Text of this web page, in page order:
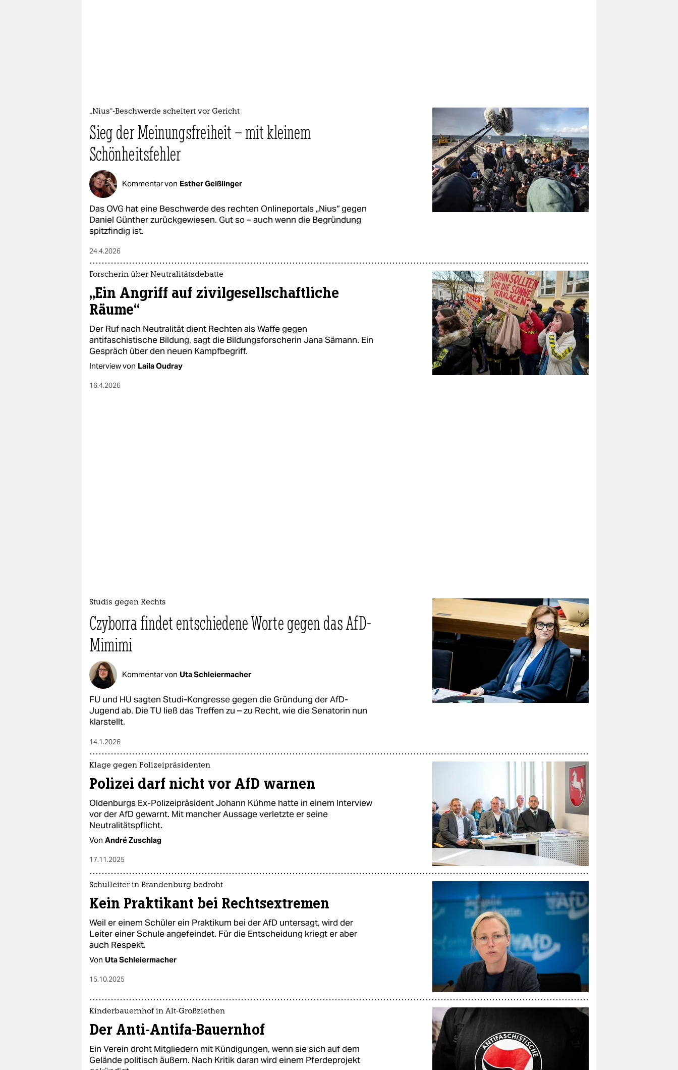
„Nius“-Beschwerde scheitert vor Gericht
Sieg der Meinungsfreiheit – mit kleinem
Schönheitsfehler
Kommentar von Esther Geißlinger
Das OVG hat eine Beschwerde des rechten Onlineportals „Nius“ gegen
Daniel Günther zurückgewiesen. Gut so – auch wenn die Begründung
spitzfindig ist.
24.4.2026
Forscherin über Neutralitätsdebatte
„Ein Angriff auf zivilgesellschaftliche
Räume“
Der Ruf nach Neutralität dient Rechten als Waffe gegen
antifaschistische Bildung, sagt die Bildungsforscherin Jana Sämann. Ein
Gespräch über den neuen Kampfbegriff.
Interview von Laila Oudray
16.4.2026
Studis gegen Rechts
Czyborra findet entschiedene Worte gegen das AfD-
Mimimi
Kommentar von Uta Schleiermacher
FU und HU sagten Studi-Kongresse gegen die Gründung der AfD-
Jugend ab. Die TU ließ das Treffen zu – zu Recht, wie die Senatorin nun
klarstellt.
14.1.2026
Klage gegen Polizeipräsidenten
Polizei darf nicht vor AfD warnen
Oldenburgs Ex-Polizeipräsident Johann Kühme hatte in einem Interview
vor der AfD gewarnt. Mit mancher Aussage verletzte er seine
Neutralitätspflicht.
Von André Zuschlag
17.11.2025
Schulleiter in Brandenburg bedroht
Kein Praktikant bei Rechtsextremen
Weil er einem Schüler ein Praktikum bei der AfD untersagt, wird der
Leiter einer Schule angefeindet. Für die Entscheidung kriegt er aber
auch Respekt.
Von Uta Schleiermacher
15.10.2025
Kinderbauernhof in Alt-Großziethen
Der Anti-Antifa-Bauernhof
Ein Verein droht Mitgliedern mit Kündigungen, wenn sie sich auf dem
Gelände politisch äußern. Nach Kritik daran wird einem Pferdeprojekt